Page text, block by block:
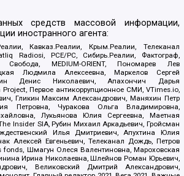
средств массовой информации,
иностранного агента:
Кавказ.Реалии, Крым.Реалии, Телеканал
Radiosi, PCE/PC, Сибирь.Реалии, Фактограф,
Свобода, MEDIUM-ORIENT, Пономарев Лев
Людмила Алексеевна, Маркелов Сергей
Денис Николаевич, Апахончич Дарья
Первое антикоррупционное СМИ, VTimes.io,
Гликин Максим Александрович, Маняхин Петр
Петровна, Чуракова Ольга Владимировна,
Лукьянова Юлия Сергеевна, Маетная
Insider SIA, Рубин Михаил Аркадьевич, Гройсман
Илья Дмитриевич, Апухтина Юлия
Алексей Евгеньевич, Телеканал Дождь, Петров
fonds, Шмагун Олеся Валентиновна, Мароховская
Ирина Николаевна, Шлейнов Роман Юрьевич,
Великовский Дмитрий Александрович,